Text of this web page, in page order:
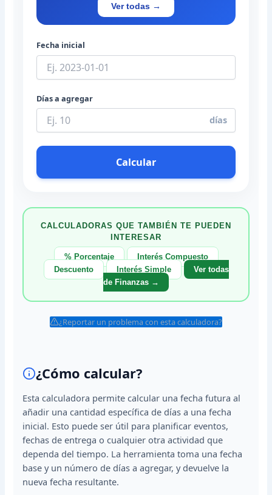
Ver todas →
Fecha inicial
Días a agregar
días
Calcular
CALCULADORAS QUE TAMBIÉN TE PUEDEN
INTERESAR
% Porcentaje
Interés Compuesto
Descuento
Interés Simple
Ver todas
de Finanzas →
¿Reportar un problema con esta calculadora?
¿Cómo calcular?
Esta calculadora permite calcular una fecha futura al
añadir una cantidad específica de días a una fecha
inicial. Esto puede ser útil para planificar eventos,
fechas de entrega o cualquier otra actividad que
dependa del tiempo. La herramienta toma una fecha
base y un número de días a agregar, y devuelve la
nueva fecha resultante.